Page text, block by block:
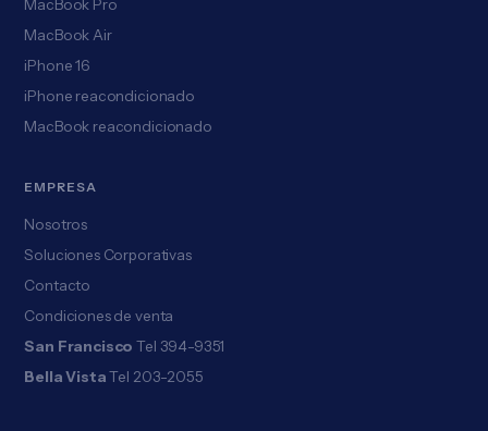
MacBook Pro
MacBook Air
iPhone 16
iPhone reacondicionado
MacBook reacondicionado
EMPRESA
Nosotros
Soluciones Corporativas
Contacto
Condiciones de venta
San Francisco Tel 394-9351
Bella Vista Tel 203-2055